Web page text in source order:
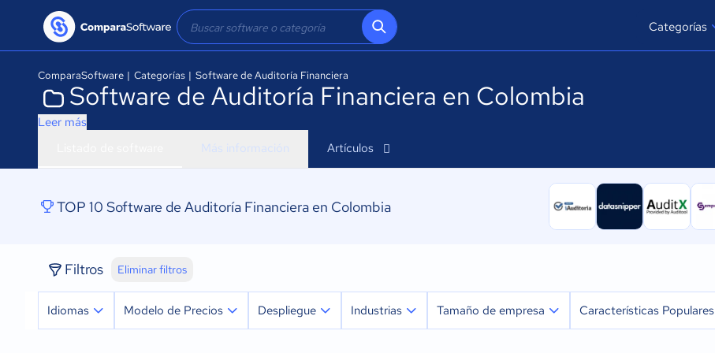
Categorías
ComparaSoftware | Categorías | Software de Auditoría Financiera
Software de Auditoría Financiera en Colombia
Leer más
Más información Artículos
TOP 10 Software de Auditoría Financiera en Colombia
Filtros Eliminar filtros
Idiomas Modelo de Precios Despliegue Industrias Tamaño de empresa Características Populares